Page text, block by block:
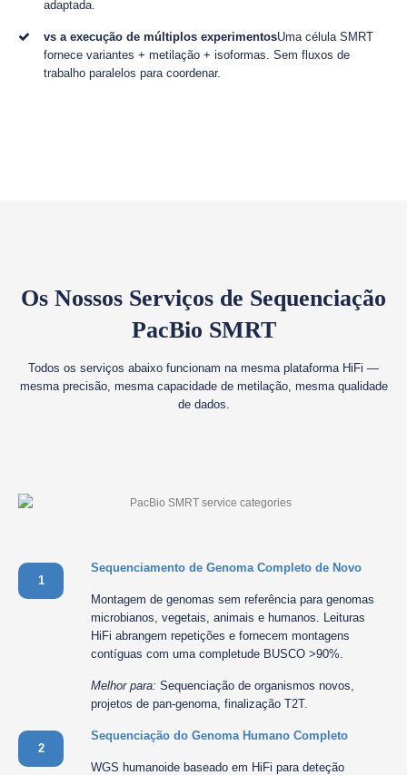
adaptada.
vs a execução de múltiplos experimentosUma célula SMRT
fornece variantes + metilação + isoformas. Sem fluxos de
trabalho paralelos para coordenar.
Os Nossos Serviços de Sequenciação
PacBio SMRT
Todos os serviços abaixo funcionam na mesma plataforma HiFi —
mesma precisão, mesma capacidade de metilação, mesma qualidade
de dados.
1
Sequenciamento de Genoma Completo de Novo
Montagem de genomas sem referência para genomas
microbianos, vegetais, animais e humanos. Leituras
HiFi abrangem repetições e fornecem montagens
contíguas com uma completude BUSCO >90%.
Melhor para: Sequenciação de organismos novos,
projetos de pan-genoma, finalização T2T.
2
Sequenciação do Genoma Humano Completo
WGS humanoide baseado em HiFi para deteção